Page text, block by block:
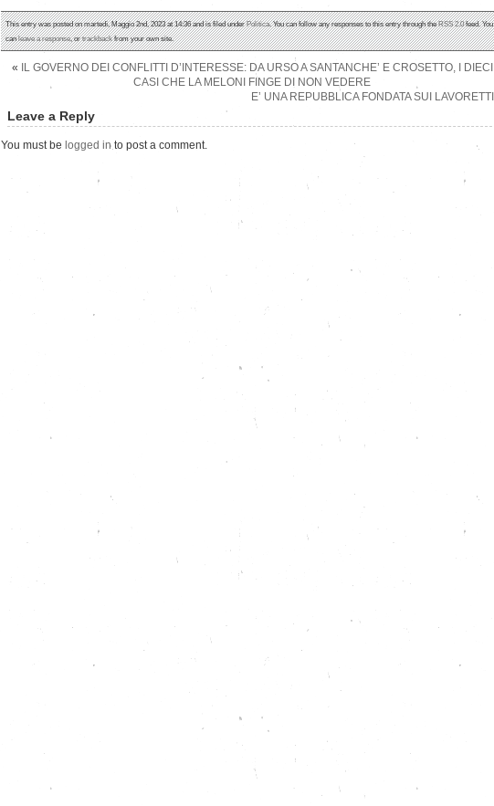
This entry was posted on martedì, Maggio 2nd, 2023 at 14:36 and is filed underPolitica. You can follow any responses to this entry through theRSS 2.0feed. You
canleave a response, ortrackbackfrom your own site.
«
IL GOVERNO DEI CONFLITTI D’INTERESSE: DA URSO A SANTANCHE’ E CROSETTO, I DIECI
CASI CHE LA MELONI FINGE DI NON VEDERE
E’ UNA REPUBBLICA FONDATA SUI LAVORETTI
Leave a Reply
You must be logged in to post a comment.